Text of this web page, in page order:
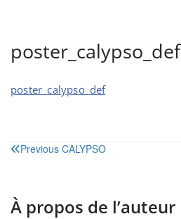
poster_calypso_def
poster_calypso_def
Navigation
l’article
Previous CALYPSO
À propos de l’auteur